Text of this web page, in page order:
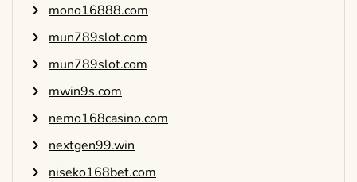
mono16888.com
mun789slot.com
mun789slot.com
mwin9s.com
nemo168casino.com
nextgen99.win
niseko168bet.com